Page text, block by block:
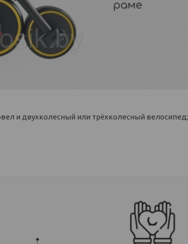
и двухколесный или трёхколесный велосипед;